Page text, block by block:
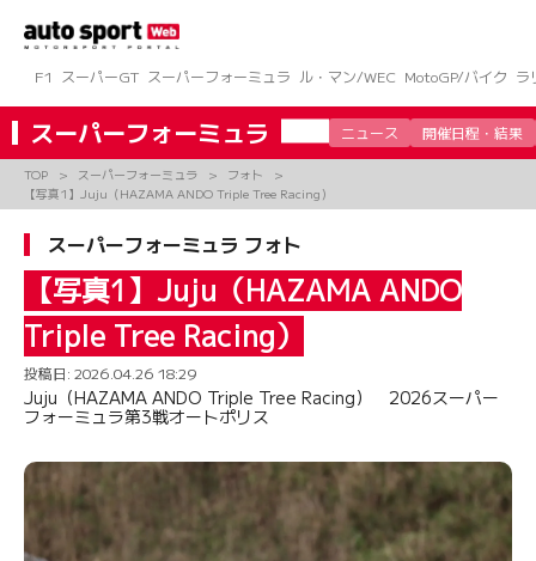
ツ
へ
ス
キ
プ
F1 スーパーGT スーパーフォーミュラ ル・マン/WEC MotoGP/バイク ラ
スーパーフォーミュラ ニュース 開催日程・結果
TOP スーパーフォーミュラ
フォト
【写真1】Juju（HAZAMA ANDO Triple Tree Racing）
スーパーフォーミュラ フォト
【写真1】Juju（HAZAMA ANDO
Triple Tree Racing）
投稿日: 2026.04.26 18:29
Juju（HAZAMA ANDO Triple Tree Racing） 2026スーパー
フォーミュラ第3戦オートポリス